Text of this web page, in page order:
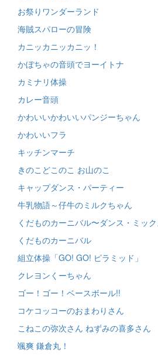
お祭りワンダーランド
海賊スパローの冒険
カニッカニッカニッ！
かぼちゃの音頭でヨーイトナ
カミナリ体操
カレー音頭
かわいいかわいいパンジーちゃん
かわいいフラ
キッチンマーチ
きのこどこのこ お山のこ
キャップダンス・パーティー
牛乳物語～仔牛のミルクちゃん
くだものカーニバル〜ダンス・ミック
くだものカーニバル
組立体操「GO! GO! ピラミッド」
クレヨンくーちゃん
ゴー！ゴー！ベースボール!!
コケコッコーのおまわりさん
こねこの弥次さん ねずみの喜多さん
颯爽 鎌倉丸！